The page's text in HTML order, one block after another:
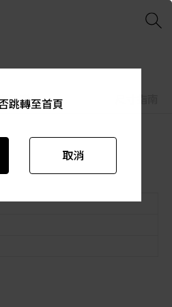
品資訊
跳轉至首頁
取消
跳轉至首頁
取消
跳轉至首頁
取消
跳轉至首頁
取消
跳轉至首頁
取消
跳轉至首頁
取消